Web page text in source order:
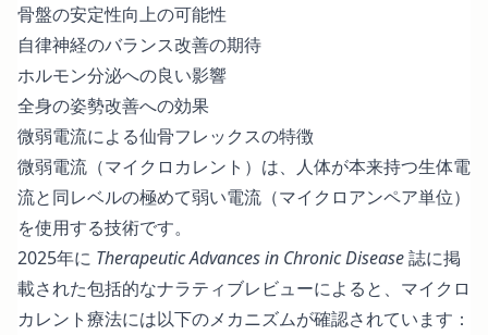
骨盤の安定性向上の可能性
自律神経のバランス改善の期待
ホルモン分泌への良い影響
全身の姿勢改善への効果
微弱電流による仙骨フレックスの特徴
微弱電流（マイクロカレント）は、人体が本来持つ生体電
流と同レベルの極めて弱い電流（マイクロアンペア単位）
を使用する技術です。
2025年に Therapeutic Advances in Chronic Disease誌に掲
載された包括的なナラティブレビューによると、マイクロ
カレント療法には以下のメカニズムが確認されています：